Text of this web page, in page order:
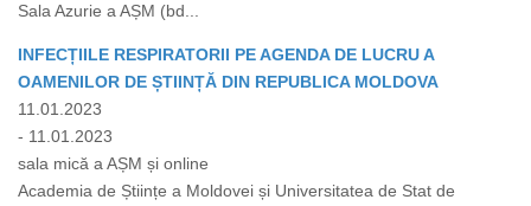
Sala Azurie a AȘM (bd...
INFECȚIILE RESPIRATORII PE AGENDA DE LUCRU A
OAMENILOR DE ȘTIINȚĂ DIN REPUBLICA MOLDOVA
11.01.2023
- 11.01.2023
sala mică a AȘM și online
Academia de Științe a Moldovei și Universitatea de Stat de